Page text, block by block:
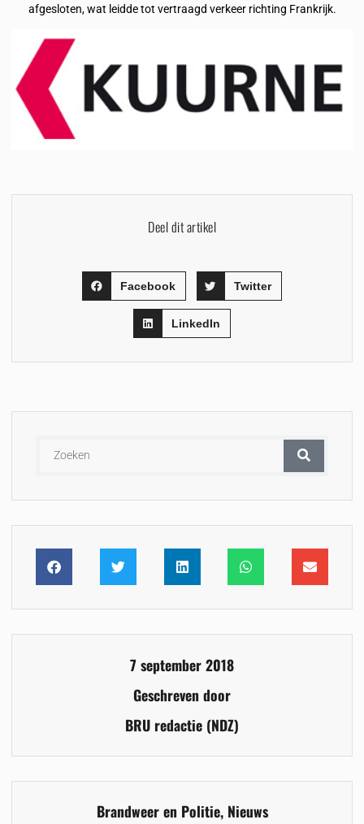
afgesloten, wat leidde tot vertraagd verkeer richting Frankrijk.
Deel dit artikel
Facebook Twitter
LinkedIn
7 september 2018
Geschreven door
BRU redactie (NDZ)
Brandweer en Politie, Nieuws